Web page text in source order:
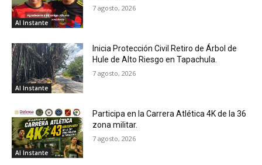
Al Instante
7 agosto, 2026
Al Instante
Inicia Protección Civil Retiro de Árbol de
Hule de Alto Riesgo en Tapachula.
7 agosto, 2026
Al Instante
Participa en la Carrera Atlética 4K de la 36
zona militar.
7 agosto, 2026